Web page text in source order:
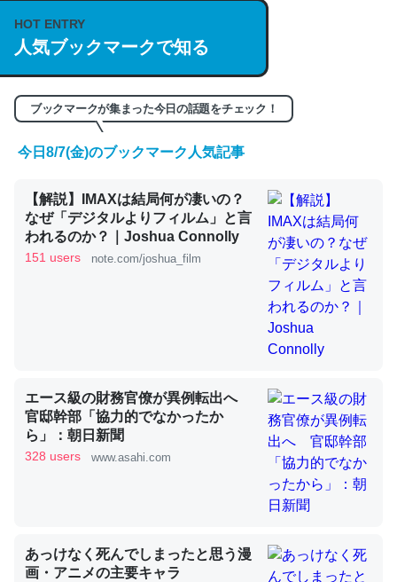
https://isobe324649.hatenablog.com/entry/2023/03/27
/064121
─GPTの仕組みと限界についての考察（１） - conceptualization
くらい。小説でいう「ずっと前の伏線」は回収されないけ
ど、短期記憶というには多い分量。進化すればするほど分
かりやすく強くなりそう
─GPTの仕組みと限界についての考察（１） - conceptualization
コオロギのカルシウム分はエビの600分の1程度。
─ニュース :: 【研究発表】昆虫学の大問題＝「昆虫はなぜ海にいな
いのか」に関する新仮説
論文では「淡水はカルシウムも酸素も不足してて両方に不
利だから両方が拮抗してるのでは」とあって面白い。海に
HOT ENTRY
人気ブックマークで知る
ブックマークが集まった今日の話題をチェック！
今日8/7(金)のブックマーク人気記事
【解説】IMAXは結局何が凄いの？
なぜ「デジタルよりフィルム」と言
われるのか？｜Joshua Connolly
151 users note.com/joshua_film
エース級の財務官僚が異例転出へ
官邸幹部「協力的でなかったか
ら」：朝日新聞
328 users www.asahi.com
あっけなく死んでしまったと思う漫
画・アニメの主要キャラ